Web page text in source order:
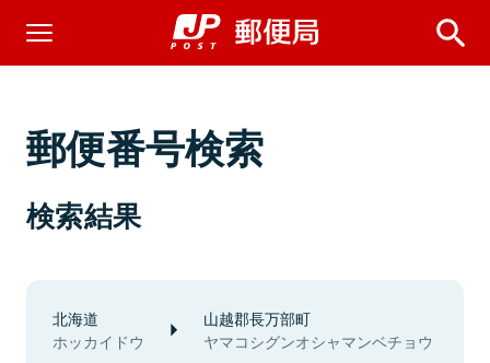
郵便番号検索
検索結果
北海道
ホッカイドウ
山越郡長万部町
ヤマコシグンオシャマンベチョウ